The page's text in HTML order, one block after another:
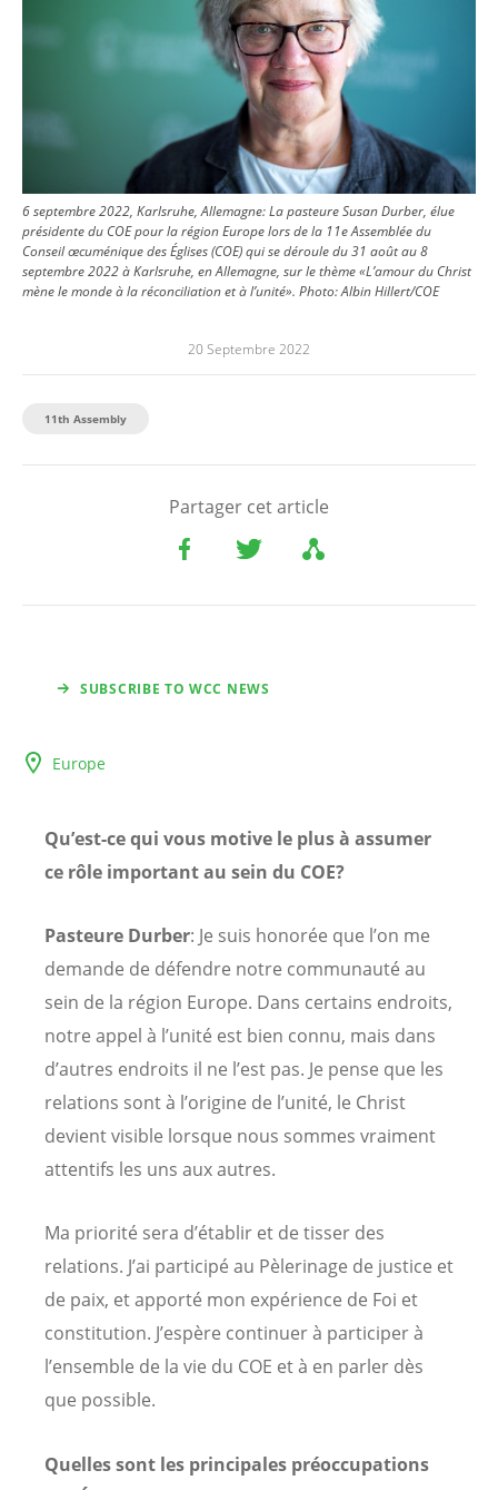
6 septembre 2022, Karlsruhe, Allemagne: La pasteure Susan Durber, élue
présidente du COE pour la région Europe lors de la 11e Assemblée du
Conseil œcuménique des Églises (COE) qui se déroule du 31 août au 8
septembre 2022 à Karlsruhe, en Allemagne, sur le thème «L’amour du Christ
mène le monde à la réconciliation et à l’unité». Photo:Albin Hillert/COE
20 Septembre 2022
11th Assembly
Partager cet article
SUBSCRIBE TO WCC NEWS
Europe
Qu’est-ce qui vous motive le plus à assumer
ce rôle important au sein du COE?
Pasteure Durber: Je suis honorée que l’on me
demande de défendre notre communauté au
sein de la région Europe. Dans certains endroits,
notre appel à l’unité est bien connu, mais dans
d’autres endroits il ne l’est pas. Je pense que les
relations sont à l’origine de l’unité, le Christ
devient visible lorsque nous sommes vraiment
attentifs les uns aux autres.
Ma priorité sera d’établir et de tisser des
relations. J’ai participé au Pèlerinage de justice et
de paix, et apporté mon expérience de Foi et
constitution. J’espère continuer à participer à
l’ensemble de la vie du COE et à en parler dès
que possible.
Quelles sont les principales préoccupations